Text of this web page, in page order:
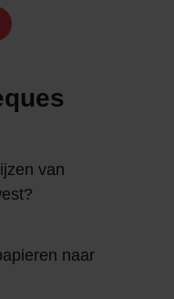
van
naar